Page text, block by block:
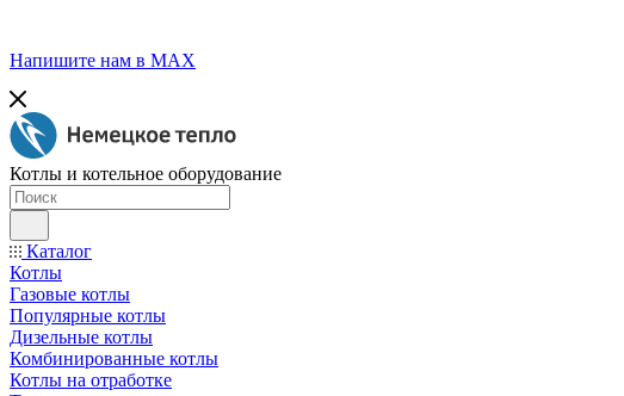
Напишите нам в МАХ
Котлы и котельное оборудование
Каталог
Котлы
Газовые котлы
Популярные котлы
Дизельные котлы
Комбинированные котлы
Котлы на отработке